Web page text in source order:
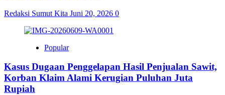
Redaksi Sumut Kita Juni 20, 2026 0
Popular
Kasus Dugaan Penggelapan Hasil Penjualan Sawit,
Korban Klaim Alami Kerugian Puluhan Juta
Rupiah